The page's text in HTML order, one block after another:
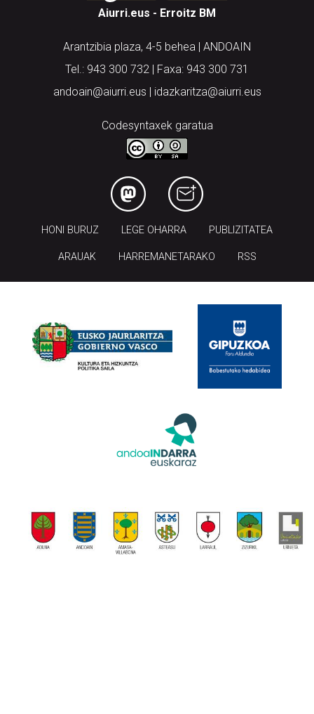
Aiurri.eus - Erroitz BM
Arantzibia plaza, 4-5 behea | ANDOAIN
Tel.: 943 300 732 | Faxa: 943 300 731
andoain@aiurri.eus | idazkaritza@aiurri.eus
Codesyntaxek garatua
HONI BURUZ LEGE OHARRA PUBLIZITATEA
ARAUAK HARREMANETARAKO RSS